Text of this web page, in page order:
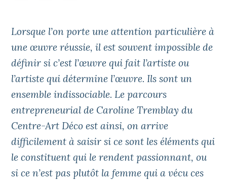
Lorsque l’on porte une attention particulière à
une œuvre réussie, il est souvent impossible de
définir si c’est l’œuvre qui fait l’artiste ou
l’artiste qui détermine l’œuvre. Ils sont un
ensemble indissociable. Le parcours
entrepreneurial de Caroline Tremblay du
Centre-Art Déco est ainsi, on arrive
difficilement à saisir si ce sont les éléments qui
le constituent qui le rendent passionnant, ou
si ce n’est pas plutôt la femme qui a vécu ces